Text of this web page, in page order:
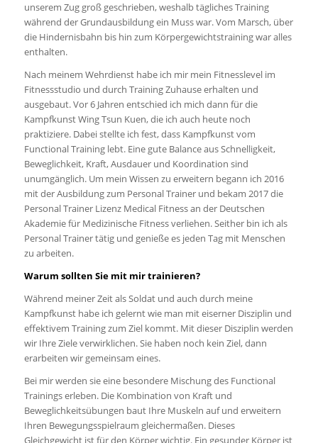
unserem Zug groß geschrieben, weshalb tägliches Training
während der Grundausbildung ein Muss war. Vom Marsch, über
die Hindernisbahn bis hin zum Körpergewichtstraining war alles
enthalten.
Nach meinem Wehrdienst habe ich mir mein Fitnesslevel im
Fitnessstudio und durch Training Zuhause erhalten und
ausgebaut. Vor 6 Jahren entschied ich mich dann für die
Kampfkunst Wing Tsun Kuen, die ich auch heute noch
praktiziere. Dabei stellte ich fest, dass Kampfkunst vom
Functional Training lebt. Eine gute Balance aus Schnelligkeit,
Beweglichkeit, Kraft, Ausdauer und Koordination sind
unumgänglich. Um mein Wissen zu erweitern begann ich 2016
mit der Ausbildung zum Personal Trainer und bekam 2017 die
Personal Trainer Lizenz Medical Fitness an der Deutschen
Akademie für Medizinische Fitness verliehen. Seither bin ich als
Personal Trainer tätig und genieße es jeden Tag mit Menschen
zu arbeiten.
Warum sollten Sie mit mir trainieren?
Während meiner Zeit als Soldat und auch durch meine
Kampfkunst habe ich gelernt wie man mit eiserner Disziplin und
effektivem Training zum Ziel kommt. Mit dieser Disziplin werden
wir Ihre Ziele verwirklichen. Sie haben noch kein Ziel, dann
erarbeiten wir gemeinsam eines.
Bei mir werden sie eine besondere Mischung des Functional
Trainings erleben. Die Kombination von Kraft und
Beweglichkeitsübungen baut Ihre Muskeln auf und erweitern
Ihren Bewegungsspielraum gleichermaßen. Dieses
Gleichgewicht ist für den Körper wichtig. Ein gesunder Körper ist